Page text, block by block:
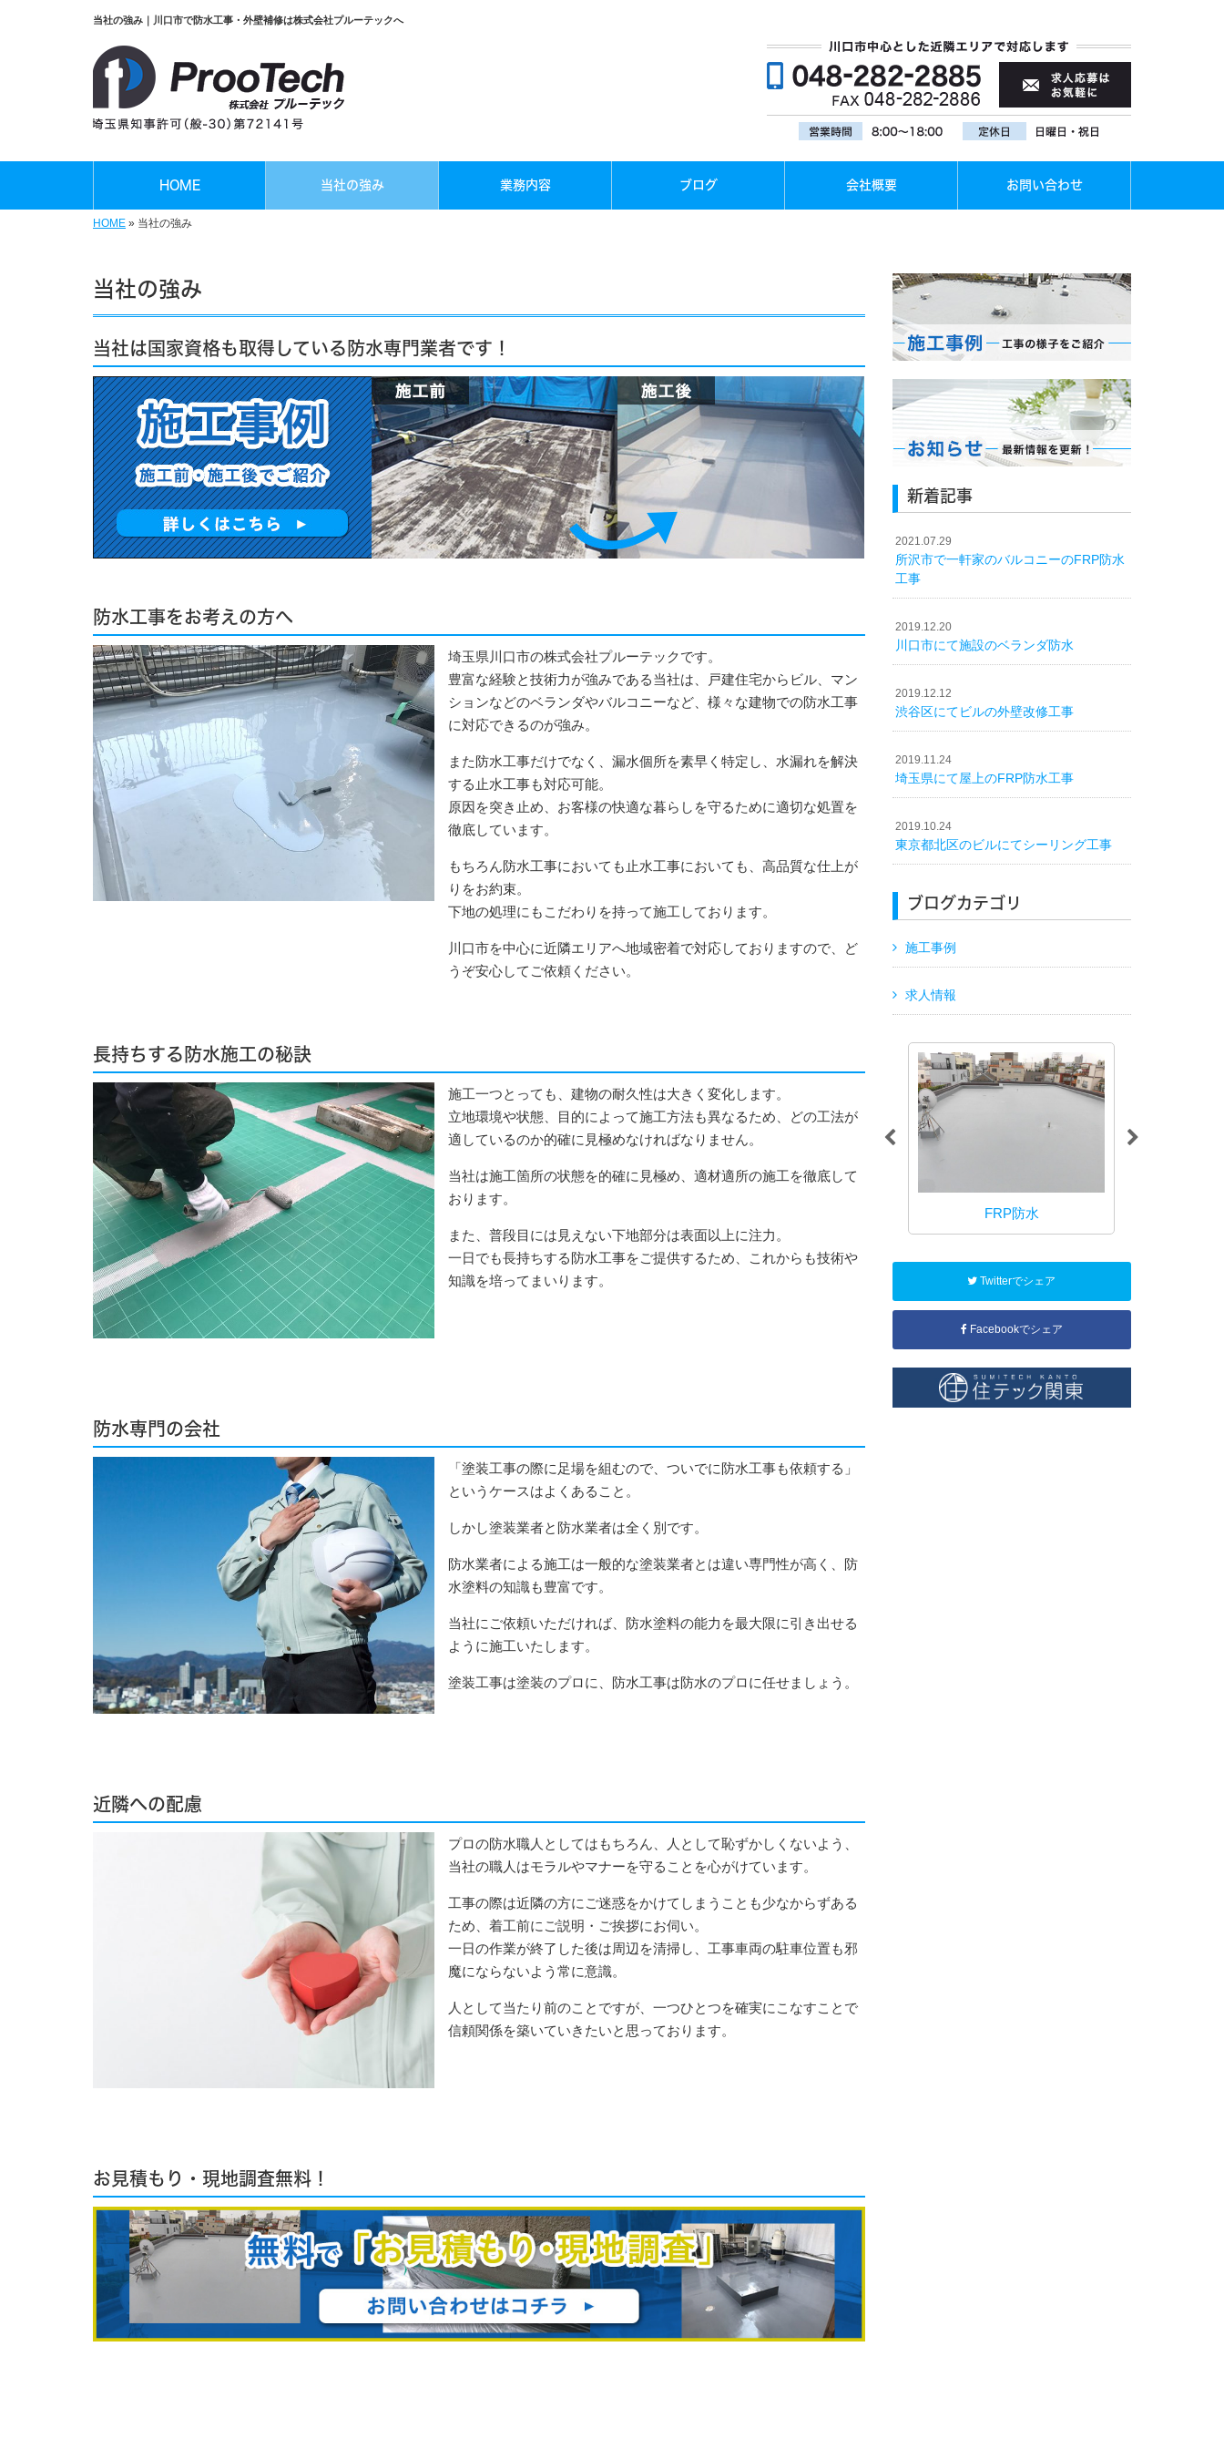
当社の強み｜川口市で防水工事・外壁補修は株式会社プルーテックへ
HOME 当社の強み 業務内容 ブログ 会社概要 お問い合わせ
HOME » 当社の強み
当社の強み
当社は国家資格も取得している防水専門業者です！
防水工事をお考えの方へ
埼玉県川口市の株式会社プルーテックです。
豊富な経験と技術力が強みである当社は、戸建住宅からビル、マン
ションなどのベランダやバルコニーなど、様々な建物での防水工事
に対応できるのが強み。
また防水工事だけでなく、漏水個所を素早く特定し、水漏れを解決
する止水工事も対応可能。
原因を突き止め、お客様の快適な暮らしを守るために適切な処置を
徹底しています。
もちろん防水工事においても止水工事においても、高品質な仕上が
りをお約束。
下地の処理にもこだわりを持って施工しております。
川口市を中心に近隣エリアへ地域密着で対応しておりますので、ど
うぞ安心してご依頼ください。
長持ちする防水施工の秘訣
施工一つとっても、建物の耐久性は大きく変化します。
立地環境や状態、目的によって施工方法も異なるため、どの工法が
適しているのか的確に見極めなければなりません。
当社は施工箇所の状態を的確に見極め、適材適所の施工を徹底して
おります。
また、普段目には見えない下地部分は表面以上に注力。
一日でも長持ちする防水工事をご提供するため、これからも技術や
知識を培ってまいります。
防水専門の会社
「塗装工事の際に足場を組むので、ついでに防水工事も依頼する」
というケースはよくあること。
しかし塗装業者と防水業者は全く別です。
防水業者による施工は一般的な塗装業者とは違い専門性が高く、防
水塗料の知識も豊富です。
当社にご依頼いただければ、防水塗料の能力を最大限に引き出せる
ように施工いたします。
塗装工事は塗装のプロに、防水工事は防水のプロに任せましょう。
近隣への配慮
プロの防水職人としてはもちろん、人として恥ずかしくないよう、
当社の職人はモラルやマナーを守ることを心がけています。
工事の際は近隣の方にご迷惑をかけてしまうことも少なからずある
ため、着工前にご説明・ご挨拶にお伺い。
一日の作業が終了した後は周辺を清掃し、工事車両の駐車位置も邪
魔にならないよう常に意識。
人として当たり前のことですが、一つひとつを確実にこなすことで
信頼関係を築いていきたいと思っております。
お見積もり・現地調査無料！
新着記事
2021.07.29
所沢市で一軒家のバルコニーのFRP防水
工事
2019.12.20
川口市にて施設のベランダ防水
2019.12.12
渋谷区にてビルの外壁改修工事
2019.11.24
埼玉県にて屋上のFRP防水工事
2019.10.24
東京都北区のビルにてシーリング工事
ブログカテゴリ
施工事例
求人情報
FRP防水
Twitterでシェア
Facebookでシェア